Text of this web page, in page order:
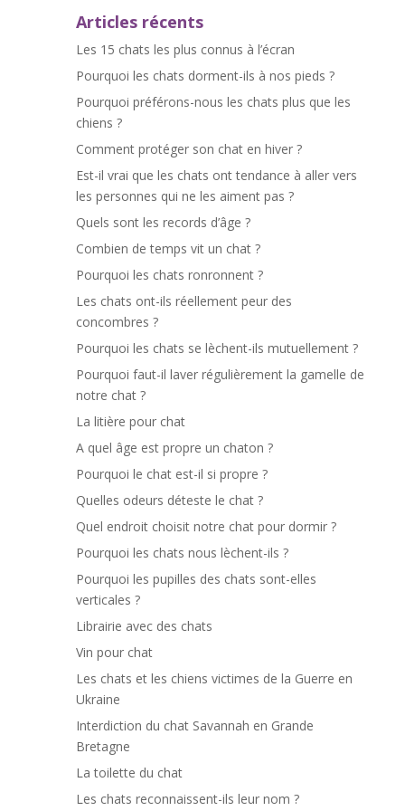
Articles récents
Les 15 chats les plus connus à l’écran
Pourquoi les chats dorment-ils à nos pieds ?
Pourquoi préférons-nous les chats plus que les
chiens ?
Comment protéger son chat en hiver ?
Est-il vrai que les chats ont tendance à aller vers
les personnes qui ne les aiment pas ?
Quels sont les records d’âge ?
Combien de temps vit un chat ?
Pourquoi les chats ronronnent ?
Les chats ont-ils réellement peur des
concombres ?
Pourquoi les chats se lèchent-ils mutuellement ?
Pourquoi faut-il laver régulièrement la gamelle de
notre chat ?
La litière pour chat
A quel âge est propre un chaton ?
Pourquoi le chat est-il si propre ?
Quelles odeurs déteste le chat ?
Quel endroit choisit notre chat pour dormir ?
Pourquoi les chats nous lèchent-ils ?
Pourquoi les pupilles des chats sont-elles
verticales ?
Librairie avec des chats
Vin pour chat
Les chats et les chiens victimes de la Guerre en
Ukraine
Interdiction du chat Savannah en Grande
Bretagne
La toilette du chat
Les chats reconnaissent-ils leur nom ?